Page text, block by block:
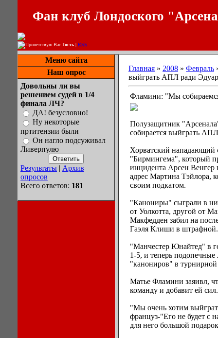
Фан клуб Лондоского
Приветствую Вас Гость | RSS
Меню сайта
Наш опрос
Довольны ли вы
решением судей в 1/4
финала ЛЧ?
ДА! безусловно!
Ну некоторые
пртитензии были
Он нагло подсуживал
Ливерпулю
Результаты | Архив
опросов
Всего ответов: 181
Главная » 2008 » Февраль
выйграть АПЛ ради
Фламини: "Мы
Полузащитник
собирается выйграть
Хорватский нападающий
"Бирмингема", который
инцидента Арсен Венгер
адрес Мартина Тэйлора,
своим подкатом.
"Канониры" сыграли в
от Уолкотта, другой от
Макфедден забил на
Гаэля Клиши в штрафной.
"Манчестер Юнайтед" в
1-5, и теперь
"канониров" в турнирной
Матье Фламини заяивл,
команду и добавит ей сил.
"Мы очень хотим
француз-"Его не будет с
для него большой